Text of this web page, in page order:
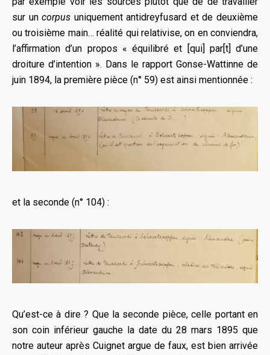
sur uncorpus uniquement antidreyfusard et de deuxième
ou troisième main… réalité qui relativise, on en conviendra,
l’affirmation d’un propos « équilibré et [qui] par[t] d’une
droiture d’intention ». Dans le rapport Gonse-Wattinne de
juin 1894, la première pièce (n° 59) est ainsi mentionnée :
et la seconde (n° 104) :
Qu’est-ce à dire ? Que la seconde pièce, celle portant en
son coin inférieur gauche la date du 28 mars 1895 que
notre auteur après Cuignet argue de faux, est bien arrivée